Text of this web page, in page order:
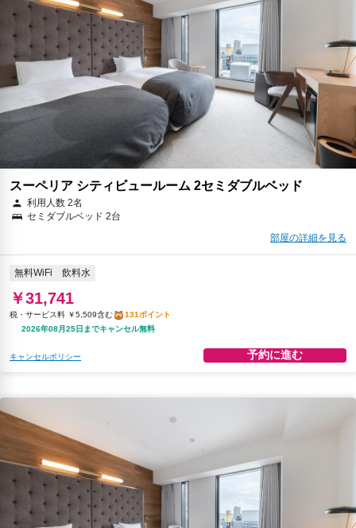
スーペリア シティビュールーム 2セミダブルベッド
利用人数 2名
セミダブルベッド 2台
部屋の詳細を見る
無料WiFi 飲料水
￥31,741
税・サービス料 ￥5,509含む
131ポイント
2026年08月25日までキャンセル無料
キャンセルポリシー 予約に進む